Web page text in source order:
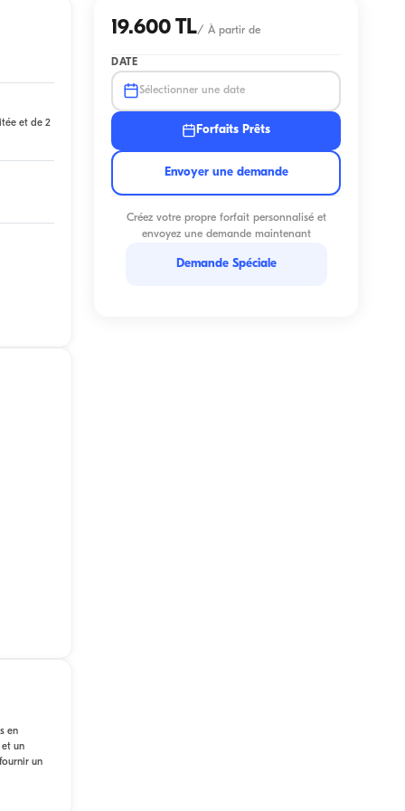
et de 2
en
un
un
19.600 TL/ À partir de
DATE
Sélectionner une date
Forfaits Prêts
Envoyer une demande
Créez votre propre forfait personnalisé et
envoyez une demande maintenant
Demande Spéciale